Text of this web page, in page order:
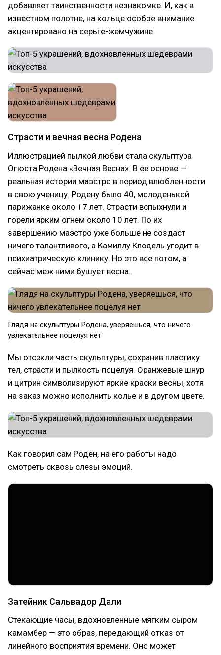
добавляет таинственности незнакомке. И, как в
известном полотне, на кольце особое внимание
акцентировано на серьге-жемчужине.
Страсти и вечная весна Родена
Иллюстрацией пылкой любви стала скульптура
Огюста Родена «Вечная Весна». В ее основе —
реальная истории маэстро в период влюбленности
в свою ученицу. Родену было 40, молоденькой
парижанке около 17 лет. Страсти вспыхнули и
горели ярким огнем около 10 лет. По их
завершению маэстро уже больше не создаст
ничего талантливого, а Камиллу Клодель угодит в
психиатрическую клинику. Но это все потом, а
сейчас меж ними бушует весна..
Глядя на скульптуры Родена, уверяешься, что ничего
увлекательнее поцелуя нет
Мы отсекли часть скульптуры, сохранив пластику
тел, страсти и пылкость поцелуя. Оранжевые шнур
и цитрин символизируют яркие краски весны, хотя
на заказ можно исполнить колье и в другом цвете.
Как говорил сам Роден, на его работы надо
смотреть сквозь слезы эмоций.
Затейник Сальвадор Дали
Стекающие часы, вдохновленные мягким сыром
камамбер — это образ, передающий отказ от
линейного восприятия времени. Оно может